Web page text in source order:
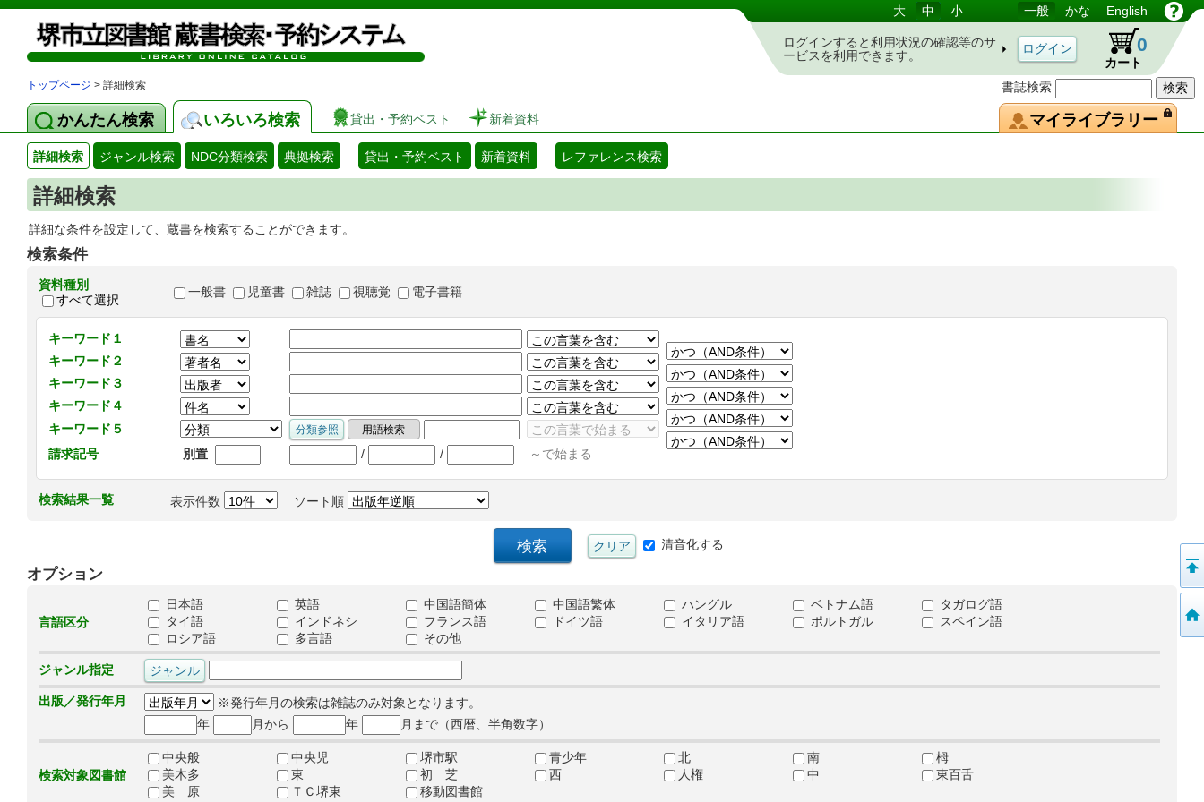
図書館 蔵書検索・予約システム
書誌検索
大 中 小 一般 かな English
ログインすると利用状況の確認等のサ
ービスを利用できます。
カート
0
トップページ > 詳細検索
かんたん検索 いろいろ検索 貸出・予約ベスト 新着資料 マイライブラリー
詳細検索 ジャンル検索 NDC分類検索 典拠検索 貸出・予約ベスト 新着資料 レファレンス検索
詳細検索
詳細な条件を設定して、蔵書を検索することができます。
検索条件
資料種別
すべて選択
一般書 児童書 雑誌 視聴覚 電子書籍
キーワード１
キーワード２
キーワード３
キーワード４
キーワード５
請求記号
別置 / / ～で始まる
検索結果一覧 表示件数 ソート順
清音化する
オプション
言語区分
日本語 英語 中国語簡体 中国語繁体 ハングル ベトナム語
タガログ語
タイ語
インドネシ フランス語 ドイツ語 イタリア語 ポルトガル
スペイン語
ロシア語
多言語 その他
ジャンル指定
出版／発行年月
※発行年月の検索は雑誌のみ対象となります。
年
月から 年 月まで（西暦、半角数字）
検索対象図書館
中央般 中央児 堺市駅 青少年 北 南
栂
美木多
東 初 芝 西 人権 中
東百舌
美 原
ＴＣ堺東 移動図書館